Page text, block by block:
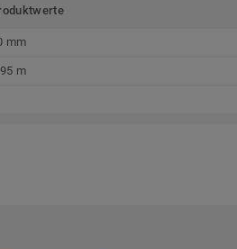
mm
m